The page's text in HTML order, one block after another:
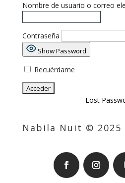
Nombre de usuario o correo
Contraseña
Show Password
Recuérdame
Lost
Nabila Nuit © 2025